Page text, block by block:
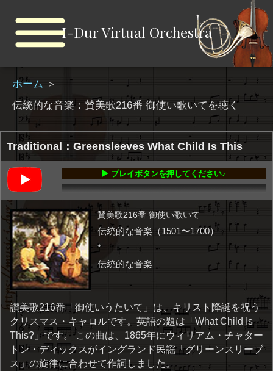
I-Dur Virtual Orchestra
ホーム ＞
伝統的な音楽：賛美歌216番 御使い歌いてを聴く
Traditional：Greensleeves What Child Is This
▶️ プレイボタンを押してください♪
賛美歌216番 御使い歌いて
伝統的な音楽（1501〜1700）
*
伝統的な音楽
讃美歌216番「御使いうたいて」は、キリスト降誕を祝う
クリスマス・キャロルです。英語の題は「What Child Is
This?」です。 この曲は、1865年にウィリアム・チャター
トン・ディックスがイングランド民謡「グリーンスリーブ
ス」の旋律に合わせて作詞しました。